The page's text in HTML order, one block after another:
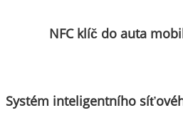
NFC klíč do auta
Systém inteligentního